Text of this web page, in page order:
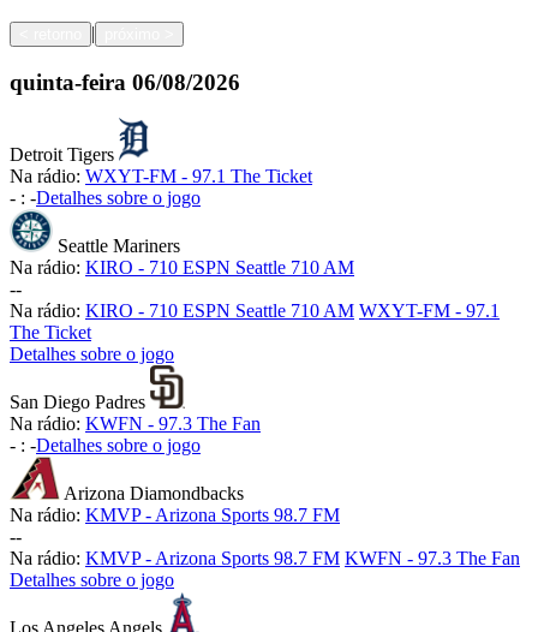
|
quinta-feira 06/08/2026
Detroit Tigers
Na rádio: WXYT-FM - 97.1 The Ticket
- : -Detalhes sobre o jogo
Seattle Mariners
Na rádio: KIRO - 710 ESPN Seattle 710 AM
--
Na rádio: KIRO - 710 ESPN Seattle 710 AM WXYT-FM - 97.1
The Ticket
Detalhes sobre o jogo
San Diego Padres
Na rádio: KWFN - 97.3 The Fan
- : -Detalhes sobre o jogo
Arizona Diamondbacks
Na rádio: KMVP - Arizona Sports 98.7 FM
--
Na rádio: KMVP - Arizona Sports 98.7 FM KWFN - 97.3 The Fan
Detalhes sobre o jogo